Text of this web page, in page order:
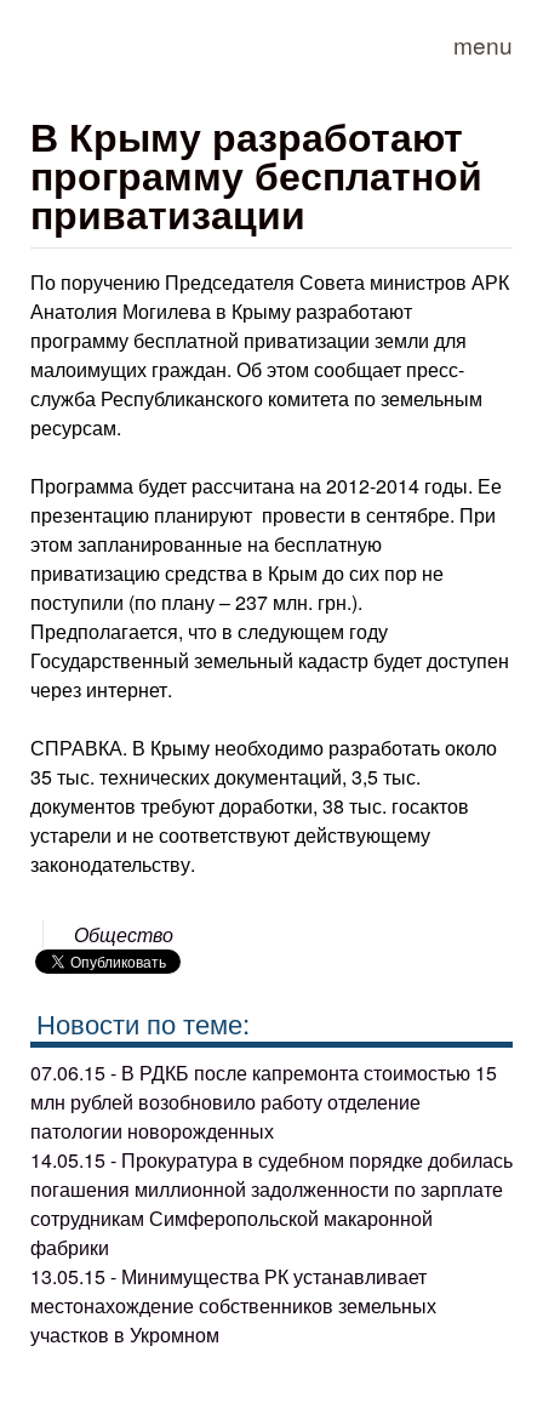
menu
В Крыму разработают
программу бесплатной
приватизации
По поручению Председателя Совета министров АРК
Анатолия Могилева в Крыму разработают
программу бесплатной приватизации земли для
малоимущих граждан. Об этом сообщает пресс-
служба Республиканского комитета по земельным
ресурсам.
Программа будет рассчитана на 2012-2014 годы. Ее
презентацию планируют провести в сентябре. При
этом запланированные на бесплатную
приватизацию средства в Крым до сих пор не
поступили (по плану – 237 млн. грн.).
Предполагается, что в следующем году
Государственный земельный кадастр будет доступен
через интернет.
СПРАВКА. В Крыму необходимо разработать около
35 тыс. технических документаций, 3,5 тыс.
документов требуют доработки, 38 тыс. госактов
устарели и не соответствуют действующему
законодательству.
Общество
Новости по теме:
07.06.15 - В РДКБ после капремонта стоимостью 15
млн рублей возобновило работу отделение
патологии новорожденных
14.05.15 - Прокуратура в судебном порядке добилась
погашения миллионной задолженности по зарплате
сотрудникам Симферопольской макаронной
фабрики
13.05.15 - Минимущества РК устанавливает
местонахождение собственников земельных
участков в Укромном